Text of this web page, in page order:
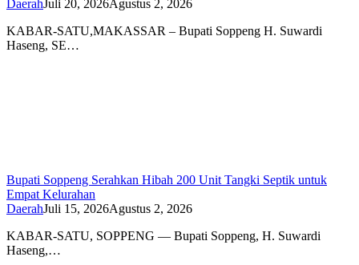
DaerahJuli 20, 2026Agustus 2, 2026
KABAR-SATU,MAKASSAR – Bupati Soppeng H. Suwardi
Haseng, SE…
Bupati Soppeng Serahkan Hibah 200 Unit Tangki Septik untuk
Empat Kelurahan
DaerahJuli 15, 2026Agustus 2, 2026
KABAR-SATU, SOPPENG — Bupati Soppeng, H. Suwardi
Haseng,…